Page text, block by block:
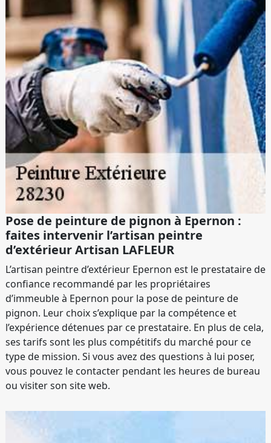
Pose de peinture de pignon à Epernon :
faites intervenir l’artisan peintre
d’extérieur Artisan LAFLEUR
L’artisan peintre d’extérieur Epernon est le prestataire de
confiance recommandé par les propriétaires
d’immeuble à Epernon pour la pose de peinture de
pignon. Leur choix s’explique par la compétence et
l’expérience détenues par ce prestataire. En plus de cela,
ses tarifs sont les plus compétitifs du marché pour ce
type de mission. Si vous avez des questions à lui poser,
vous pouvez le contacter pendant les heures de bureau
ou visiter son site web.